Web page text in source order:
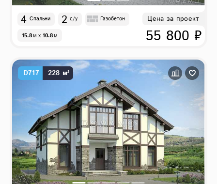
4 Спальни 2 с/у Газобетон
15.8м x 10.8м
Цена за проект
55 800 ₽
D717 228 м²